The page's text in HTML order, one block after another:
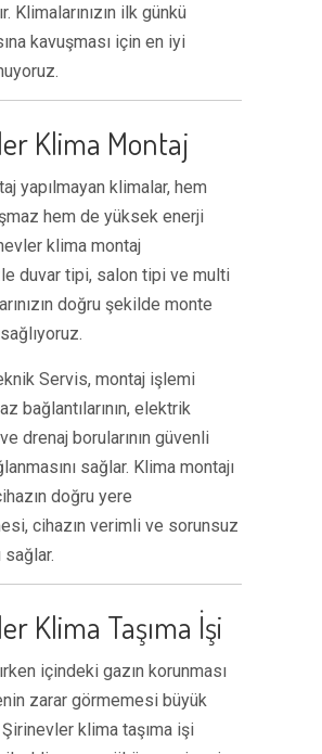
Klimalarınızın ilk günkü
kavuşması için en iyi
Klima Montaj
yapılmayan klimalar, hem
hem de yüksek enerji
klima montaj
duvar tipi, salon tipi ve multi
doğru şekilde monte
Servis, montaj işlemi
bağlantılarının, elektrik
drenaj borularının güvenli
sağlar. Klima montajı
doğru yere
cihazın verimli ve sorunsuz
sağlar.
Klima Taşıma İşi
içindeki gazın korunması
zarar görmemesi büyük
Şirinevler klima taşıma işi